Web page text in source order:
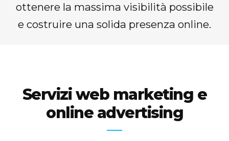
ottenere la massima visibilità possibile
e costruire una solida presenza online.
Servizi web marketing e
online advertising